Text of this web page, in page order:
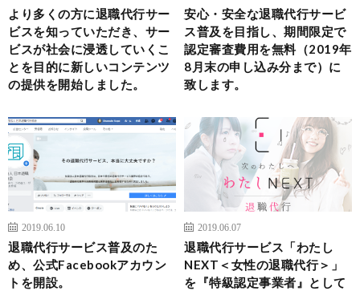
より多くの方に退職代行サー
ビスを知っていただき、サー
ビスが社会に浸透していくこ
とを目的に新しいコンテンツ
の提供を開始しました。
安心・安全な退職代行サービ
ス普及を目指し、期間限定で
認定審査費用を無料（2019年
8月末の申し込み分まで）に
致します。
2019.06.10
退職代行サービス普及のた
め、公式Facebookアカウン
トを開設。
2019.06.07
退職代行サービス「わたし
NEXT＜女性の退職代行＞」
を『特級認定事業者』として